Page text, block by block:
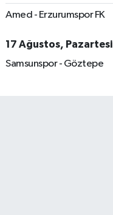
Amed - Erzurumspor FK
17 Ağustos, Pazartesi
Samsunspor - Göztepe